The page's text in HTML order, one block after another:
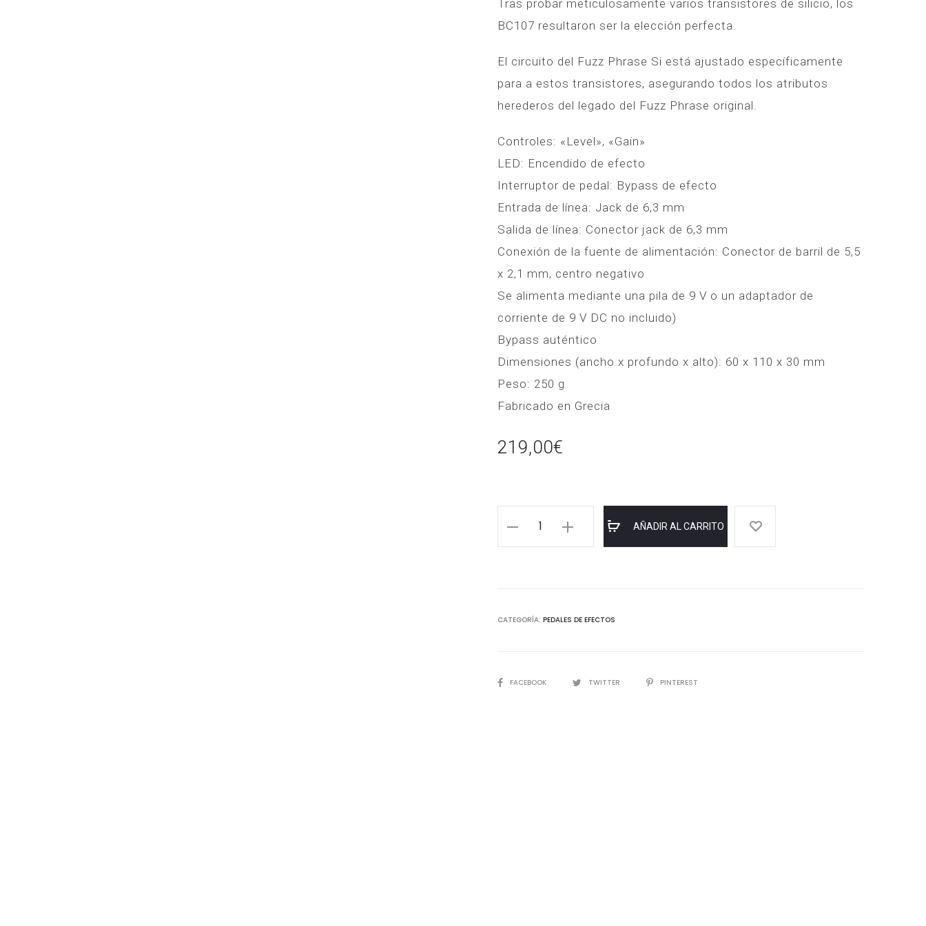
Tras probar meticulosamente varios transistores de silicio, los
BC107 resultaron ser la elección perfecta.
El circuito del Fuzz Phrase Si está ajustado específicamente
para a estos transistores, asegurando todos los atributos
herederos del legado del Fuzz Phrase original.
Controles: «Level», «Gain»
LED: Encendido de efecto
Interruptor de pedal: Bypass de efecto
Entrada de línea: Jack de 6,3 mm
Salida de línea: Conector jack de 6,3 mm
Conexión de la fuente de alimentación: Conector de barril de 5,5
x 2,1 mm, centro negativo
Se alimenta mediante una pila de 9 V o un adaptador de
corriente de 9 V DC no incluido)
Bypass auténtico
Dimensiones (ancho x profundo x alto): 60 x 110 x 30 mm
Peso: 250 g
Fabricado en Grecia
219,00€
cantidad
AÑADIR AL CARRITO
CATEGORÍA: PEDALES DE EFECTOS
SHAREFACEBOOK TWITTER PINTEREST